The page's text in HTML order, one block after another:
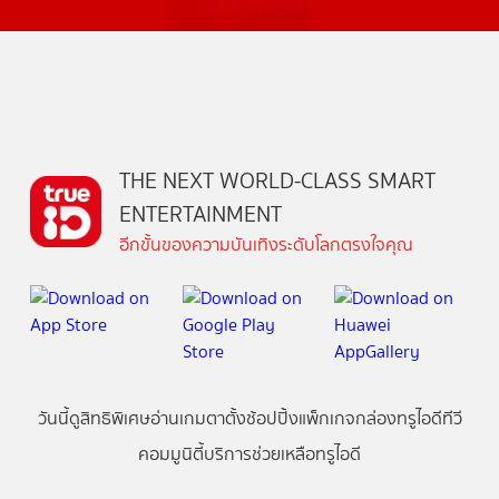
THE NEXT WORLD-CLASS SMART
ENTERTAINMENT
อีกขั้นของความบันเทิงระดับโลกตรงใจคุณ
วันนี้ดูสิทธิพิเศษอ่านเกมตาตั้งช้อปปิ้งแพ็กเกจกล่องทรูไอดีทีวี
คอมมูนิตี้บริการช่วยเหลือทรูไอดี